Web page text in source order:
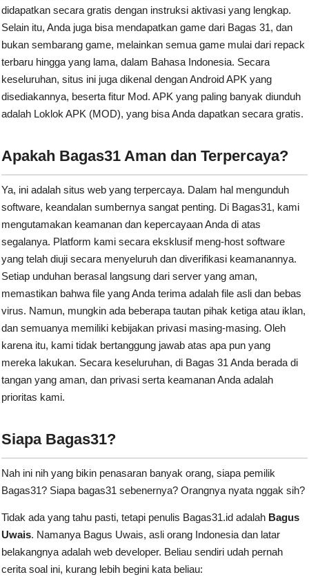
didapatkan secara gratis dengan instruksi aktivasi yang lengkap.
Selain itu, Anda juga bisa mendapatkan game dari Bagas 31, dan
bukan sembarang game, melainkan semua game mulai dari repack
terbaru hingga yang lama, dalam Bahasa Indonesia. Secara
keseluruhan, situs ini juga dikenal dengan Android APK yang
disediakannya, beserta fitur Mod. APK yang paling banyak diunduh
adalah Loklok APK (MOD), yang bisa Anda dapatkan secara gratis.
Apakah Bagas31 Aman dan Terpercaya?
Ya, ini adalah situs web yang terpercaya. Dalam hal mengunduh
software, keandalan sumbernya sangat penting. Di Bagas31, kami
mengutamakan keamanan dan kepercayaan Anda di atas
segalanya. Platform kami secara eksklusif meng-host software
yang telah diuji secara menyeluruh dan diverifikasi keamanannya.
Setiap unduhan berasal langsung dari server yang aman,
memastikan bahwa file yang Anda terima adalah file asli dan bebas
virus. Namun, mungkin ada beberapa tautan pihak ketiga atau iklan,
dan semuanya memiliki kebijakan privasi masing-masing. Oleh
karena itu, kami tidak bertanggung jawab atas apa pun yang
mereka lakukan. Secara keseluruhan, di Bagas 31 Anda berada di
tangan yang aman, dan privasi serta keamanan Anda adalah
prioritas kami.
Siapa Bagas31?
Nah ini nih yang bikin penasaran banyak orang, siapa pemilik
Bagas31? Siapa bagas31 sebenernya? Orangnya nyata nggak sih?
Tidak ada yang tahu pasti, tetapi penulis Bagas31.id adalah Bagus
Uwais. Namanya Bagus Uwais, asli orang Indonesia dan latar
belakangnya adalah web developer. Beliau sendiri udah pernah
cerita soal ini, kurang lebih begini kata beliau: